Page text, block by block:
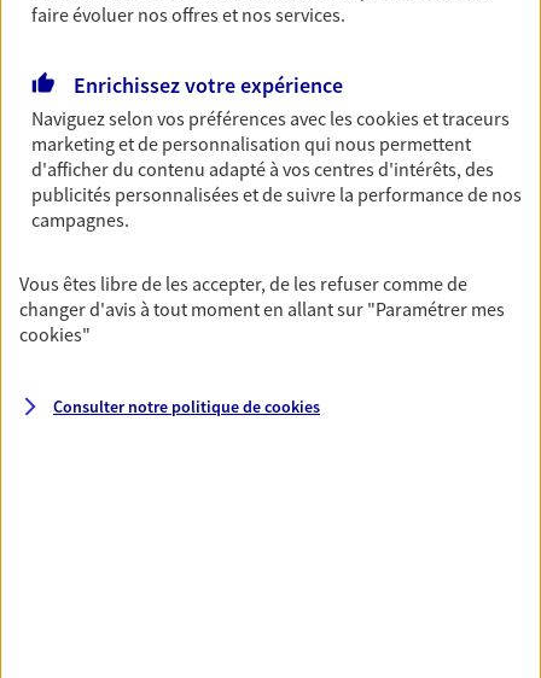
Agent Général d'assurance exclusif AXA
France
17 19 Rue Jean Maillard, 76570 Pavilly
Horaires : Fermé
Ouvre à 09:00
02 35 91 24 47
faire évoluer nos offres et nos services.
Enrichissez votre expérience
Naviguez selon vos préférences avec lescookies et traceurs
marketing et de personnalisation qui nous permettent
d'afficher du contenu adapté à vos centres d'intérêts, des
publicités personnalisées et de suivre la performance de nos
campagnes.
Vous êtes libre de les accepter, de les refuser comme de
changer d'avis à tout moment en allant sur "Paramétrer mes
cookies"
Consulter notre politique decookies